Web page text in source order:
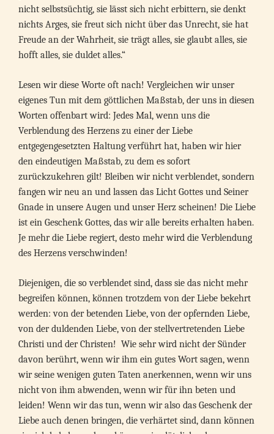
nicht selbstsüchtig, sie lässt sich nicht erbittern, sie denkt
nichts Arges, sie freut sich nicht über das Unrecht, sie hat
Freude an der Wahrheit, sie trägt alles, sie glaubt alles, sie
hofft alles, sie duldet alles.“
Lesen wir diese Worte oft nach! Vergleichen wir unser
eigenes Tun mit dem göttlichen Maßstab, der uns in diesen
Worten offenbart wird: Jedes Mal, wenn uns die
Verblendung des Herzens zu einer der Liebe
entgegengesetzten Haltung verführt hat, haben wir hier
den eindeutigen Maßstab, zu dem es sofort
zurückzukehren gilt! Bleiben wir nicht verblendet, sondern
fangen wir neu an und lassen das Licht Gottes und Seiner
Gnade in unsere Augen und unser Herz scheinen! Die Liebe
ist ein Geschenk Gottes, das wir alle bereits erhalten haben.
Je mehr die Liebe regiert, desto mehr wird die Verblendung
des Herzens verschwinden!
Diejenigen, die so verblendet sind, dass sie das nicht mehr
begreifen können, können trotzdem von der Liebe bekehrt
werden: von der betenden Liebe, von der opfernden Liebe,
von der duldenden Liebe, von der stellvertretenden Liebe
Christi und der Christen! Wie sehr wird nicht der Sünder
davon berührt, wenn wir ihm ein gutes Wort sagen, wenn
wir seine wenigen guten Taten anerkennen, wenn wir uns
nicht von ihm abwenden, wenn wir für ihn beten und
leiden! Wenn wir das tun, wenn wir also das Geschenk der
Liebe auch denen bringen, die verhärtet sind, dann können